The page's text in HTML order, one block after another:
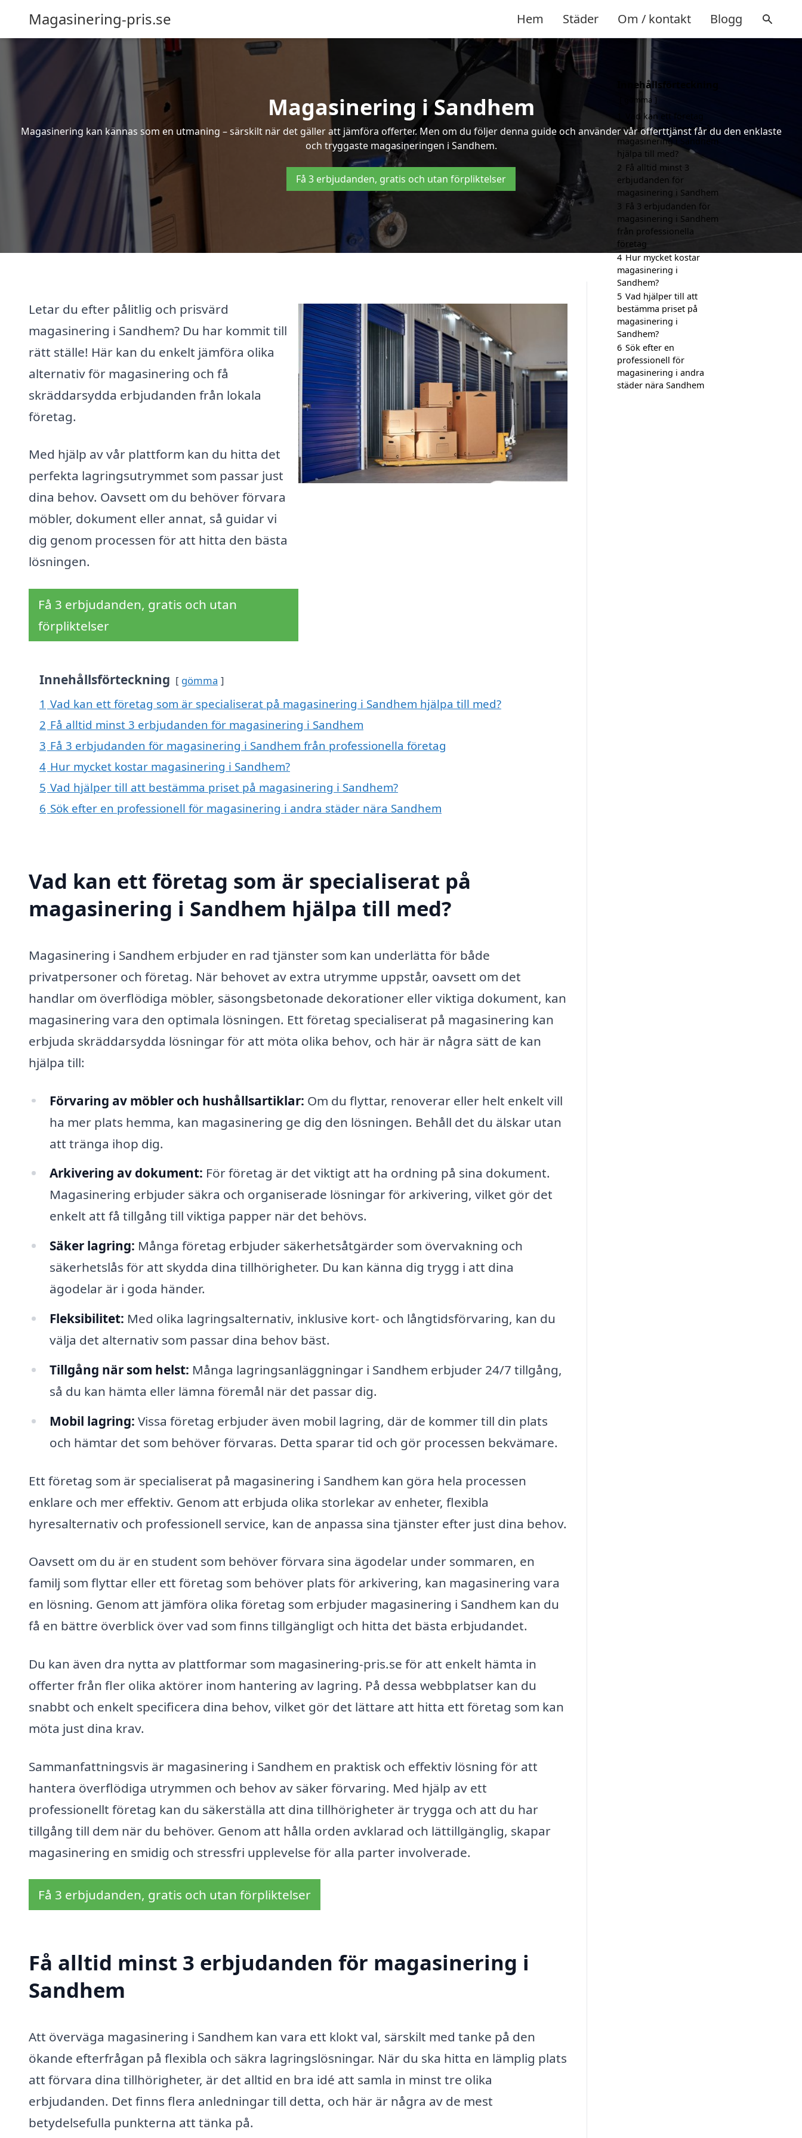
Magasinering-pris.se Hem Städer Om / kontakt Blogg
Magasinering i Sandhem
Magasinering kan kännas som en utmaning – särskilt när det gäller att jämföra offerter. Men om du följer denna guide och använder vår offerttjänst får du den enklaste
och tryggaste magasineringen i Sandhem.
Få 3 erbjudanden, gratis och utan förpliktelser
Letar du efter pålitlig och prisvärd
magasinering i Sandhem? Du har kommit till
rätt ställe! Här kan du enkelt jämföra olika
alternativ för magasinering och få
skräddarsydda erbjudanden från lokala
företag.
Med hjälp av vår plattform kan du hitta det
perfekta lagringsutrymmet som passar just
dina behov. Oavsett om du behöver förvara
möbler, dokument eller annat, så guidar vi
dig genom processen för att hitta den bästa
lösningen.
Få 3 erbjudanden, gratis och utan
förpliktelser
Innehållsförteckning gömma
1 Vad kan ett företag som är specialiserat på magasinering i Sandhem hjälpa till med?
2 Få alltid minst 3 erbjudanden för magasinering i Sandhem
3 Få 3 erbjudanden för magasinering i Sandhem från professionella företag
4 Hur mycket kostar magasinering i Sandhem?
5 Vad hjälper till att bestämma priset på magasinering i Sandhem?
6 Sök efter en professionell för magasinering i andra städer nära Sandhem
Vad kan ett företag som är specialiserat på
magasinering i Sandhem hjälpa till med?
Magasinering i Sandhem erbjuder en rad tjänster som kan underlätta för både
privatpersoner och företag. När behovet av extra utrymme uppstår, oavsett om det
handlar om överflödiga möbler, säsongsbetonade dekorationer eller viktiga dokument, kan
magasinering vara den optimala lösningen. Ett företag specialiserat på magasinering kan
erbjuda skräddarsydda lösningar för att möta olika behov, och här är några sätt de kan
hjälpa till:
Förvaring av möbler och hushållsartiklar: Om du flyttar, renoverar eller helt enkelt vill
ha mer plats hemma, kan magasinering ge dig den lösningen. Behåll det du älskar utan
att tränga ihop dig.
Arkivering av dokument: För företag är det viktigt att ha ordning på sina dokument.
Magasinering erbjuder säkra och organiserade lösningar för arkivering, vilket gör det
enkelt att få tillgång till viktiga papper när det behövs.
Säker lagring: Många företag erbjuder säkerhetsåtgärder som övervakning och
säkerhetslås för att skydda dina tillhörigheter. Du kan känna dig trygg i att dina
ägodelar är i goda händer.
Fleksibilitet: Med olika lagringsalternativ, inklusive kort- och långtidsförvaring, kan du
välja det alternativ som passar dina behov bäst.
Tillgång när som helst: Många lagringsanläggningar i Sandhem erbjuder 24/7 tillgång,
så du kan hämta eller lämna föremål när det passar dig.
Mobil lagring: Vissa företag erbjuder även mobil lagring, där de kommer till din plats
och hämtar det som behöver förvaras. Detta sparar tid och gör processen bekvämare.
Ett företag som är specialiserat på magasinering i Sandhem kan göra hela processen
enklare och mer effektiv. Genom att erbjuda olika storlekar av enheter, flexibla
hyresalternativ och professionell service, kan de anpassa sina tjänster efter just dina behov.
Oavsett om du är en student som behöver förvara sina ägodelar under sommaren, en
familj som flyttar eller ett företag som behöver plats för arkivering, kan magasinering vara
en lösning. Genom att jämföra olika företag som erbjuder magasinering i Sandhem kan du
få en bättre överblick över vad som finns tillgängligt och hitta det bästa erbjudandet.
Du kan även dra nytta av plattformar som magasinering-pris.se för att enkelt hämta in
offerter från fler olika aktörer inom hantering av lagring. På dessa webbplatser kan du
snabbt och enkelt specificera dina behov, vilket gör det lättare att hitta ett företag som kan
möta just dina krav.
Sammanfattningsvis är magasinering i Sandhem en praktisk och effektiv lösning för att
hantera överflödiga utrymmen och behov av säker förvaring. Med hjälp av ett
professionellt företag kan du säkerställa att dina tillhörigheter är trygga och att du har
tillgång till dem när du behöver. Genom att hålla orden avklarad och lättillgänglig, skapar
magasinering en smidig och stressfri upplevelse för alla parter involverade.
Få 3 erbjudanden, gratis och utan förpliktelser
Få alltid minst 3 erbjudanden för magasinering i
Sandhem
Att överväga magasinering i Sandhem kan vara ett klokt val, särskilt med tanke på den
ökande efterfrågan på flexibla och säkra lagringslösningar. När du ska hitta en lämplig plats
att förvara dina tillhörigheter, är det alltid en bra idé att samla in minst tre olika
erbjudanden. Det finns flera anledningar till detta, och här är några av de mest
betydelsefulla punkterna att tänka på.
Innehållsförteckning
gömma
Vad kan ett företag
som är specialiserat på
magasinering i Sandhem
hjälpa till med?
2 Få alltid minst 3
erbjudanden för
magasinering i Sandhem
3 Få 3 erbjudanden för
magasinering i Sandhem
från professionella
företag
4 Hur mycket kostar
magasinering i
Sandhem?
5 Vad hjälper till att
bestämma priset på
magasinering i
Sandhem?
6 Sök efter en
professionell för
magasinering i andra
städer nära Sandhem